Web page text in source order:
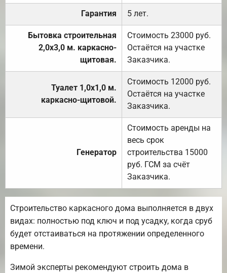
Гарантия 5 лет.
Бытовка строительная
2,0х3,0 м. каркасно-
щитовая.
Стоимость 23000 руб.
Остаётся на участке
Заказчика.
Туалет 1,0х1,0 м.
каркасно-щитовой.
Стоимость 12000 руб.
Остаётся на участке
Заказчика.
Генератор
Стоимость аренды на
весь срок
строительства 15000
руб. ГСМ за счёт
Заказчика.
Строительство каркасного дома выполняется в двух
видах: полностью под ключ и под усадку, когда сруб
будет отстаиваться на протяжении определенного
времени.
Зимой эксперты рекомендуют строить дома в